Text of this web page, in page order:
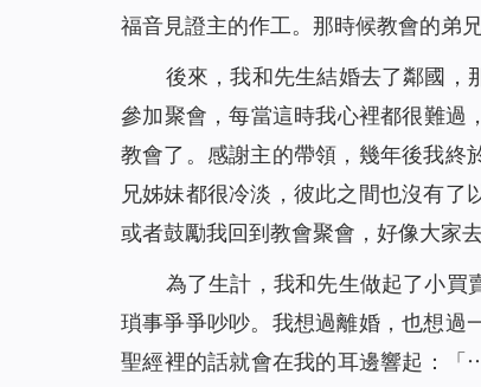
福音見證主的作工。那時候教會的弟
後來，我和先生結婚去了鄰國，
參加聚會，每當這時我心裡都很難
教會了。感謝主的帶領，幾年後我終
兄姊妹都很冷淡，彼此之間也沒有了
或者鼓勵我回到教會聚會，好像大家
為了生計，我和先生做起了小買
瑣事爭爭吵吵。我想過離婚，也想過
聖經裡的話就會在我的耳邊響起：